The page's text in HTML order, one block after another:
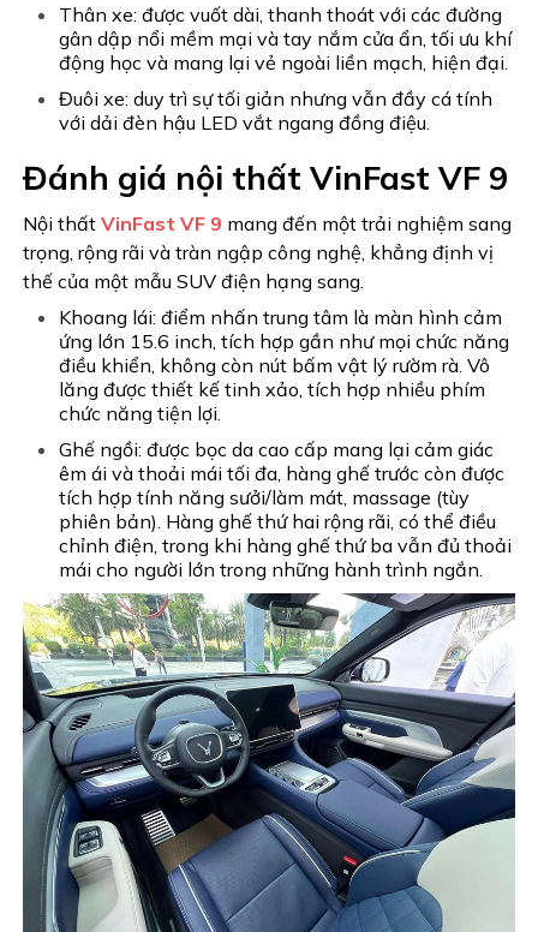
Thân xe: được vuốt dài, thanh thoát với các đường
gân dập nổi mềm mại và tay nắm cửa ẩn, tối ưu khí
động học và mang lại vẻ ngoài liền mạch, hiện đại.
Đuôi xe: duy trì sự tối giản nhưng vẫn đầy cá tính
với dải đèn hậu LED vắt ngang đồng điệu.
Đánh giá nội thất VinFast VF 9
Nội thấtVinFast VF 9 mang đến một trải nghiệm sang
trọng, rộng rãi và tràn ngập công nghệ, khẳng định vị
thế của một mẫu SUV điện hạng sang.
Khoang lái: điểm nhấn trung tâm là màn hình cảm
ứng lớn 15.6 inch, tích hợp gần như mọi chức năng
điều khiển, không còn nút bấm vật lý rườm rà. Vô
lăng được thiết kế tinh xảo, tích hợp nhiều phím
chức năng tiện lợi.
Ghế ngồi: được bọc da cao cấp mang lại cảm giác
êm ái và thoải mái tối đa, hàng ghế trước còn được
tích hợp tính năng sưởi/làm mát, massage (tùy
phiên bản). Hàng ghế thứ hai rộng rãi, có thể điều
chỉnh điện, trong khi hàng ghế thứ ba vẫn đủ thoải
mái cho người lớn trong những hành trình ngắn.